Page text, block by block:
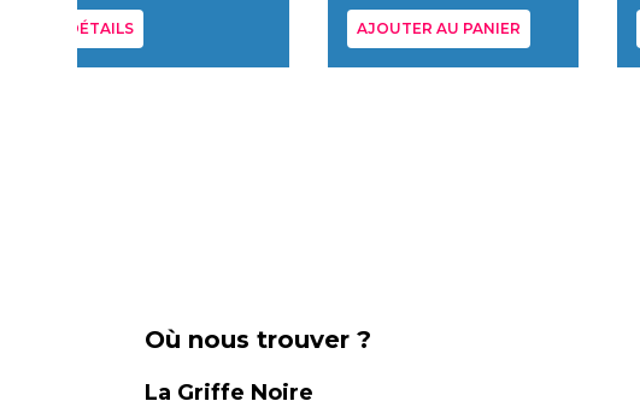
DÉTAILS AJOUTER AU PANIER
Où nous trouver ?
La Griffe Noire